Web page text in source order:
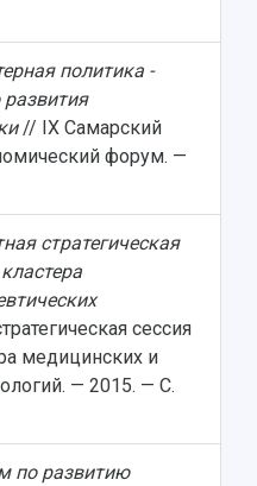
политика -
// IX Самарский
форум. —
стратегическая
сессия
медицинских и
— 2015. — С.
по развитию